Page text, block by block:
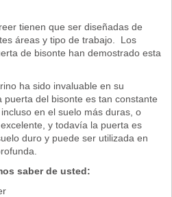
tienen que ser diseñadas de
áreas y tipo de trabajo. Los
de bisonte han demostrado esta
ha sido invaluable en su
puerta del bisonte es tan constante
en el suelo más duras, o
y todavía la puerta es
duro y puede ser utilizada en
saber de usted: